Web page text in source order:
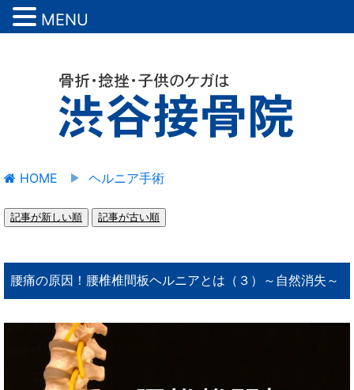
HOME ヘルニア手術
記事が新しい順 記事が古い順
腰痛の原因！腰椎椎間板ヘルニアとは（３）～自然消失～
MENU